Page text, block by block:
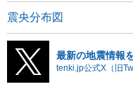
震央分布図
最新の地震情報
tenki.jp公式X（旧